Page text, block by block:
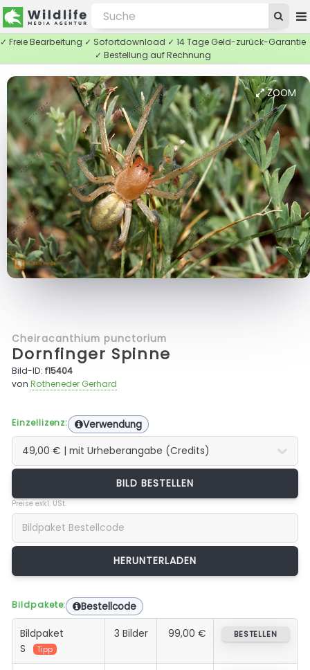
✓ Freie Bearbeitung ✓ Sofortdownload ✓ 14 Tage Geld-zurück-Garantie
✓ Bestellung auf Rechnung
ZOOM
Cheiracanthium punctorium
Dornfinger Spinne
Bild-ID:f15404
vonRotheneder Gerhard
Einzellizenz: Verwendung
BILD BESTELLEN
Preise exkl. USt.
Bildpakete: Bestellcode
Bildpaket
S
Tipp
3 Bilder 99,00 € BESTELLEN